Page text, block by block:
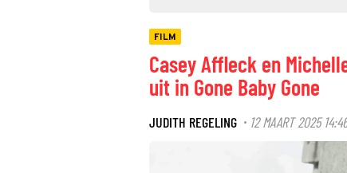
FILM
Casey Affleck en
uit in Gone Baby Gone
JUDITH REGELING · 12 MAART 2025 14:46